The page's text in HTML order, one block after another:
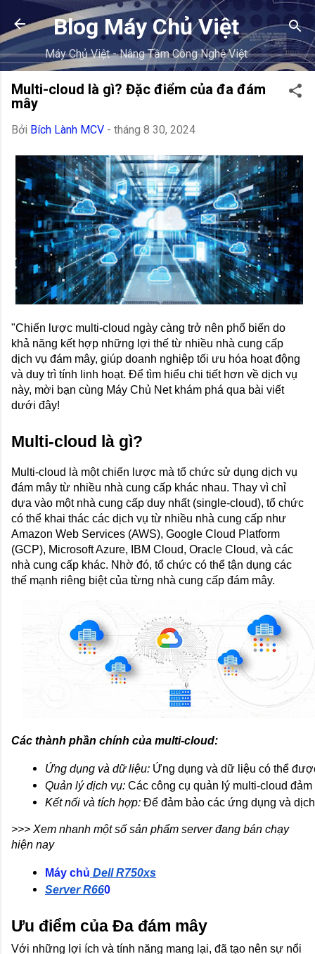
Blog Máy Chủ Việt
Máy Chủ Việt - Nâng Tầm Công Nghệ Việt
Multi-cloud là gì? Đặc điểm của đa đám
mây
Bởi Bích Lành MCV - tháng 8 30, 2024
"Chiến lược multi-cloud ngày càng trở nên phổ biến do
khả năng kết hợp những lợi thế từ nhiều nhà cung cấp
dịch vụ đám mây, giúp doanh nghiệp tối ưu hóa hoạt động
và duy trì tính linh hoạt. Để tìm hiểu chi tiết hơn về dịch vụ
này, mời bạn cùng Máy Chủ Net khám phá qua bài viết
dưới đây!
Multi-cloud là gì?
Multi-cloud là một chiến lược mà tổ chức sử dụng dịch vụ
đám mây từ nhiều nhà cung cấp khác nhau. Thay vì chỉ
dựa vào một nhà cung cấp duy nhất (single-cloud), tổ chức
có thể khai thác các dịch vụ từ nhiều nhà cung cấp như
Amazon Web Services (AWS), Google Cloud Platform
(GCP), Microsoft Azure, IBM Cloud, Oracle Cloud, và các
nhà cung cấp khác. Nhờ đó, tổ chức có thể tận dụng các
thế mạnh riêng biệt của từng nhà cung cấp đám mây.
Các thành phần chính của multi-cloud:
Ứng dụng và dữ liệu: Ứng dụng và dữ liệu có thể
Quản lý dịch vụ: Các công cụ quản lý multi-cloud
Kết nối và tích hợp: Để đảm bảo các ứng dụng và
>>> Xem nhanh một số sản phẩm server đang bán chạy
hiện nay
Máy chủ Dell R750xs
Server R660
Ưu điểm của Đa đám mây
Với những lợi ích và tính năng mang lại, đã tạo nên sự nổi